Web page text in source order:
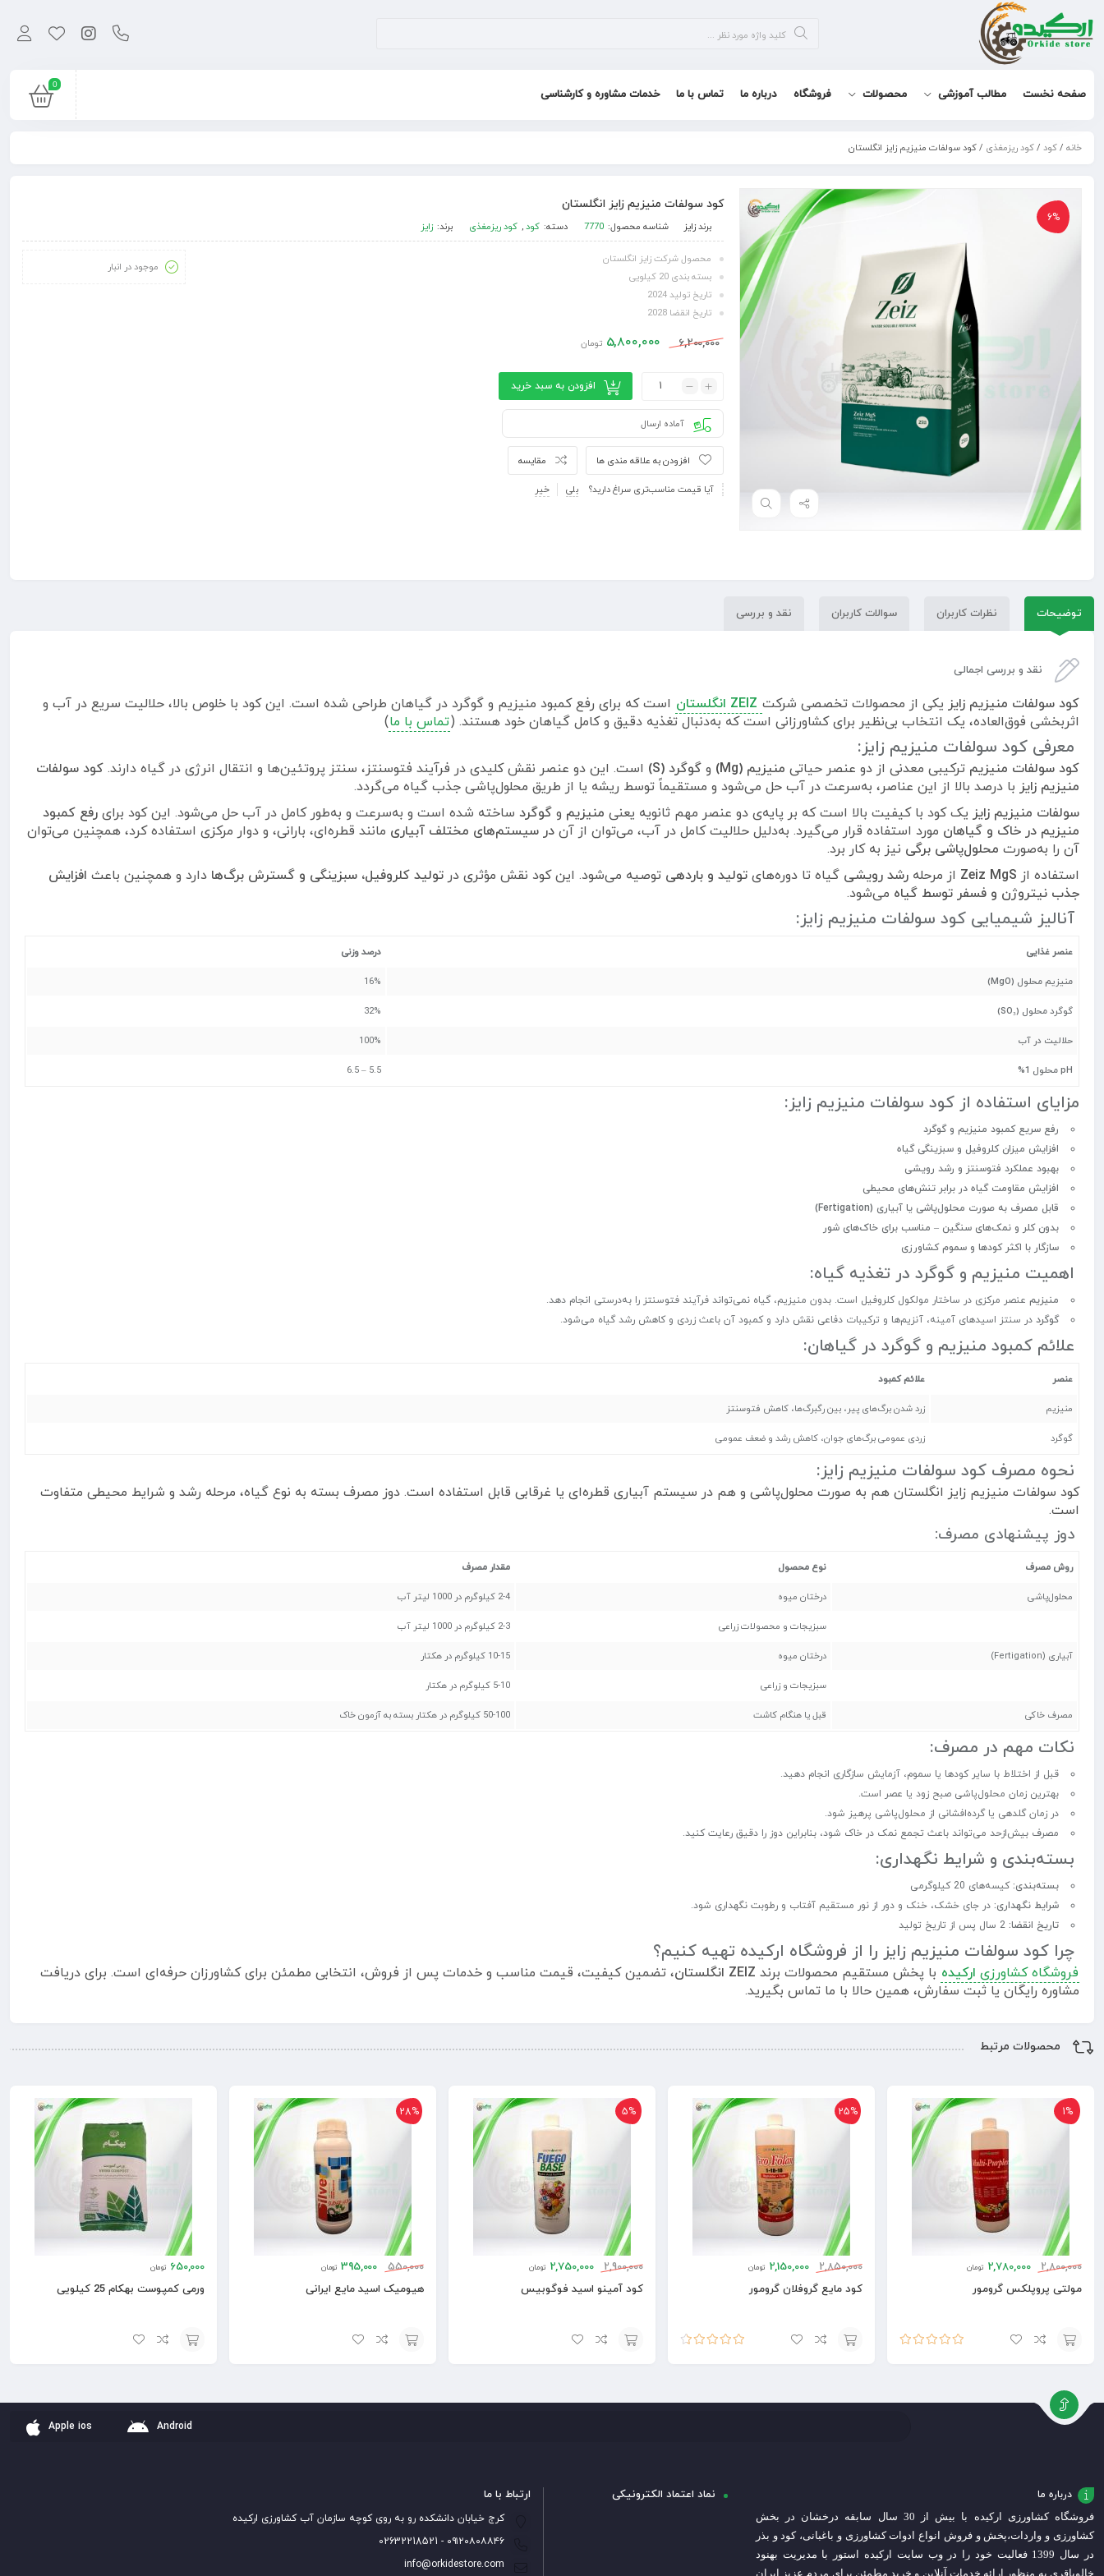
0
صفحه نخست مطالب آموزشی محصولات فروشگاه درباره ما تماس با ما خدمات مشاوره و کارشناسی
خانه /کود /کود ریزمغذی / کود سولفات منیزیم زایز انگلستان
6%
کود سولفات منیزیم زایز انگلستان
برندزایز شناسه محصول: 7770 دسته: کود, کود ریزمغذی برند: زایز
محصول شرکت زایز انگلستان
بسته بندی 20 کیلویی
تاریخ تولید 2024
تاریخ انقضا 2028
6,200,000
5,800,000 تومان
افزودن به سبد خرید
آماده ارسال
مقایسه افزودن به علاقه مندی ها
آیا قیمت مناسب‌تری سراغ دارید؟ بلی خیر
موجود در انبار
توضیحات نظرات کاربران سوالات کاربران نقد و بررسی
نقد و بررسی اجمالی
کود سولفات منیزیم زایز یکی از محصولات تخصصی شرکت ZEIZ انگلستان
است که برای رفع کمبود منیزیم و گوگرد در گیاهان طراحی شده است. این کود با خلوص بالا، حلالیت سریع در آب و
اثربخشی فوق‌العاده، یک انتخاب بی‌نظیر برای کشاورزانی است که به‌دنبال تغذیه دقیق و کامل گیاهان خود هستند. (تماس با ما)
معرفی کود سولفات منیزیم زایز:
کود سولفات منیزیم ترکیبی معدنی از دو عنصر حیاتی منیزیم (Mg) و گوگرد (S) است. این دو عنصر نقش کلیدی در فرآیند فتوسنتز، سنتز پروتئین‌ها و انتقال انرژی در گیاه دارند. کود سولفات
منیزیم زایز با درصد بالا از این عناصر، به‌سرعت در آب حل می‌شود و مستقیماً توسط ریشه یا از طریق محلول‌پاشی جذب گیاه می‌گردد.
سولفات منیزیم زایز یک کود با کیفیت بالا است که بر پایه‌ی دو عنصر مهم ثانویه یعنی منیزیم و گوگرد ساخته شده است و به‌سرعت و به‌طور کامل در آب حل می‌شود. این کود برای رفع کمبود
منیزیم در خاک و گیاهان مورد استفاده قرار می‌گیرد. به‌دلیل حلالیت کامل در آب، می‌توان از آن در سیستم‌های مختلف آبیاری مانند قطره‌ای، بارانی، و دوار مرکزی استفاده کرد، همچنین می‌توان
آن را به‌صورت محلول‌پاشی برگی نیز به کار برد.
استفاده از Zeiz MgS از مرحله رشد رویشی گیاه تا دوره‌های تولید و باردهی توصیه می‌شود. این کود نقش مؤثری در تولید کلروفیل، سبزینگی و گسترش برگ‌ها دارد و همچنین باعث افزایش
جذب نیتروژن و فسفر توسط گیاه می‌شود.
آنالیز شیمیایی کود سولفات منیزیم زایز:
عنصر غذایی درصد وزنی
منیزیم محلول (MgO) 16%
گوگرد محلول (SO₃) 32%
حلالیت در آب 100%
pH محلول 1% 5.5 – 6.5
مزایای استفاده از کود سولفات منیزیم زایز:
رفع سریع کمبود منیزیم و گوگرد
افزایش میزان کلروفیل و سبزینگی گیاه
بهبود عملکرد فتوسنتز و رشد رویشی
افزایش مقاومت گیاه در برابر تنش‌های محیطی
قابل مصرف به صورت محلول‌پاشی یا آبیاری (Fertigation)
بدون کلر و نمک‌های سنگین – مناسب برای خاک‌های شور
سازگار با اکثر کودها و سموم کشاورزی
اهمیت منیزیم و گوگرد در تغذیه گیاه:
منیزیم عنصر مرکزی در ساختار مولکول کلروفیل است. بدون منیزیم، گیاه نمی‌تواند فرآیند فتوسنتز را به‌درستی انجام دهد.
گوگرد در سنتز اسیدهای آمینه، آنزیم‌ها و ترکیبات دفاعی نقش دارد و کمبود آن باعث زردی و کاهش رشد گیاه می‌شود.
علائم کمبود منیزیم و گوگرد در گیاهان:
عنصر علائم کمبود
منیزیم زرد شدن برگ‌های پیر، بین رگبرگ‌ها، کاهش فتوسنتز
گوگرد زردی عمومی برگ‌های جوان، کاهش رشد و ضعف عمومی
نحوه مصرف کود سولفات منیزیم زایز:
کود سولفات منیزیم زایز انگلستان هم به صورت محلول‌پاشی و هم در سیستم آبیاری قطره‌ای یا غرقابی قابل استفاده است. دوز مصرف بسته به نوع گیاه، مرحله رشد و شرایط محیطی متفاوت
است.
دوز پیشنهادی مصرف:
روش مصرف نوع محصول مقدار مصرف
محلول‌پاشی درختان میوه 2-4 کیلوگرم در 1000 لیتر آب
سبزیجات و محصولات زراعی 2-3 کیلوگرم در 1000 لیتر آب
آبیاری (Fertigation) درختان میوه 10-15 کیلوگرم در هکتار
سبزیجات و زراعی 5-10 کیلوگرم در هکتار
مصرف خاکی قبل یا هنگام کاشت 50-100 کیلوگرم در هکتار بسته به آزمون خاک
نکات مهم در مصرف:
قبل از اختلاط با سایر کودها یا سموم، آزمایش سازگاری انجام دهید.
بهترین زمان محلول‌پاشی صبح زود یا عصر است.
در زمان گلدهی یا گرده‌افشانی از محلول‌پاشی پرهیز شود.
مصرف بیش‌از‌حد می‌تواند باعث تجمع نمک در خاک شود، بنابراین دوز را دقیق رعایت کنید.
بسته‌بندی و شرایط نگهداری:
بسته‌بندی:کیسه‌های 20 کیلوگرمی
شرایط نگهداری: در جای خشک، خنک و دور از نور مستقیم آفتاب و رطوبت نگهداری شود.
تاریخ انقضا:
چرا کود سولفات منیزیم زایز را از فروشگاه ارکیده تهیه کنیم؟
فروشگاه کشاورزی ارکیده با پخش مستقیم محصولات برند ZEIZ انگلستان
، تضمین کیفیت، قیمت مناسب و خدمات پس از فروش، انتخابی مطمئن برای کشاورزان حرفه‌ای است. برای دریافت
مشاوره رایگان یا ثبت سفارش، همین حالا با ما تماس بگیرید.
محصولات مرتبط
1%
2,800,000
2,780,000 تومان
مولتی پروپلکس گرومور
به
سبد
25%
2,850,000
2,150,000 تومان
کود مایع گروفلان گرومور
5%
2,900,000
2,750,000 تومان
کود آمینو اسید فوگوبیس
28%
550,000
395,000 تومان
هیومیک اسید مایع ایرانی
650,000 تومان
ورمی کمپوست بهکام 25 کیلویی
Apple ios Android
درباره ما
فروشگاه کشاورزی ارکیده با بیش از 30 سال سابقه درخشان در بخش
کشاورزی و واردات،پخش و فروش انواع ادوات کشاورزی و باغبانی، کود و بذر
در سال 1399 فعالیت خود را در وب سایت ارکیده استور با مدیریت بهنود
خالوباقری به منظور ارائه خدمات آنلاین و خرید مطمئن برای مردم عزیز ایران
نماد اعتماد الکترونیکی ارتباط با ما
کرج خیابان دانشکده رو به روی کوچه سازمان آب کشاورزی ارکیده
۰۹۱۲۰۸۰۸۸۴۶ - 02632218521
info@orkidestore.com